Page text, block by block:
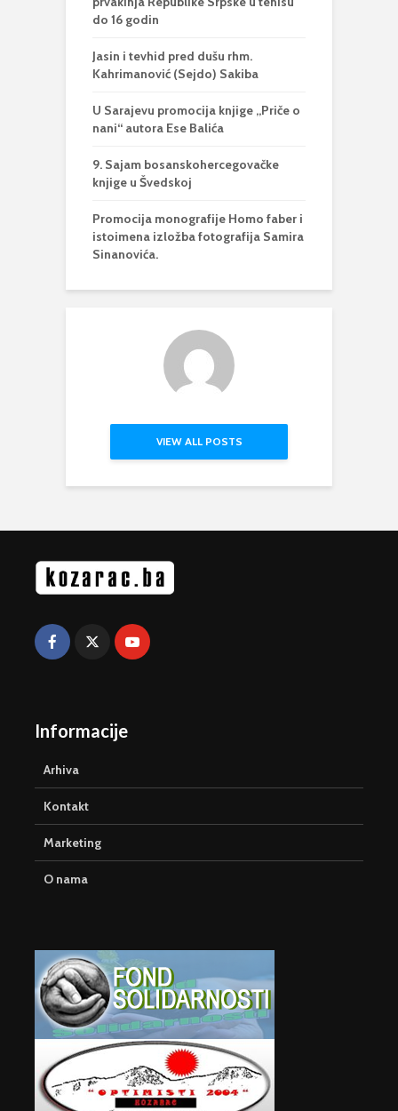
do 16 godin
Jasin i tevhid pred dušu rhm.
Kahrimanović (Sejdo) Sakiba
U Sarajevu promocija knjige „Priče o
nani“ autora Ese Balića
9. Sajam bosanskohercegovačke
knjige u Švedskoj
Promocija monografije Homo faber i
istoimena izložba fotografija Samira
Sinanovića.
VIEW ALL POSTS
Informacije
Arhiva
Kontakt
Marketing
O nama